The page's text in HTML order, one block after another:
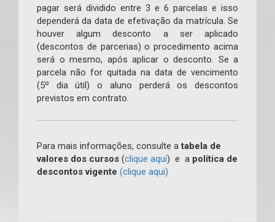
pagar será dividido entre 3 e 6 parcelas e isso
dependerá da data de efetivação da matrícula. Se
houver algum desconto a ser aplicado
(descontos de parcerias) o procedimento acima
será o mesmo, após aplicar o desconto. Se a
parcela não for quitada na data de vencimento
(5º dia útil) o aluno perderá os descontos
previstos em contrato.
Para mais informações, consulte atabela de
valores dos cursos (clique aqui) e a política de
descontos vigente (clique aqui)